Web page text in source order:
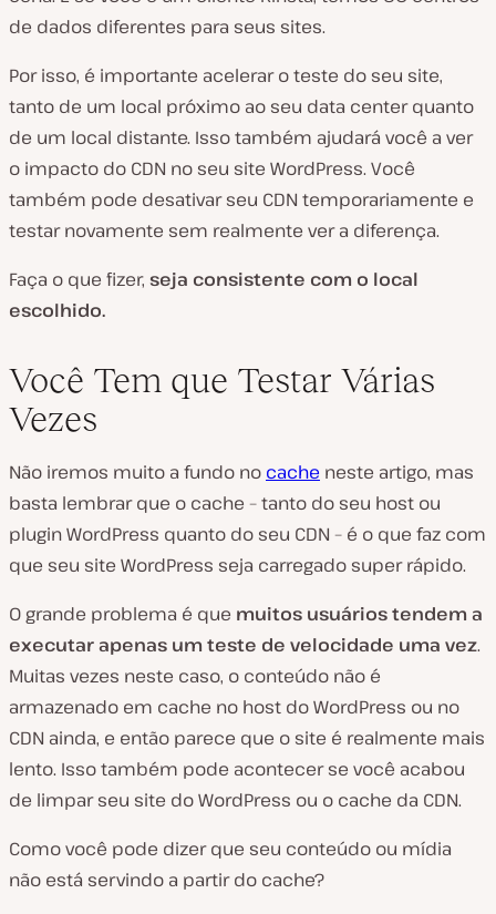
de dados diferentes para seus sites.
Por isso, é importante acelerar o teste do seu site,
tanto de um local próximo ao seu data center quanto
de um local distante. Isso também ajudará você a ver
o impacto do CDN no seu site WordPress. Você
também pode desativar seu CDN temporariamente e
testar novamente sem realmente ver a diferença.
Faça o que fizer, seja consistente com o local
escolhido.
Você Tem que Testar Várias
Vezes
Não iremos muito a fundo no cache neste artigo, mas
basta lembrar que o cache – tanto do seu host ou
plugin WordPress quanto do seu CDN – é o que faz com
que seu site WordPress seja carregado super rápido.
O grande problema é que muitos usuários tendem a
executar apenas um teste de velocidade uma vez.
Muitas vezes neste caso, o conteúdo não é
armazenado em cache no host do WordPress ou no
CDN ainda, e então parece que o site é realmente mais
lento. Isso também pode acontecer se você acabou
de limpar seu site do WordPress ou o cache da CDN.
Como você pode dizer que seu conteúdo ou mídia
não está servindo a partir do cache?